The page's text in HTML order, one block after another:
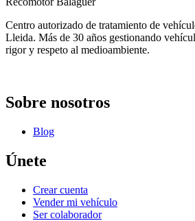
Centro autorizado de tratamiento de
Lleida. Más de 30 años gestionando
rigor y respeto al medioambiente.
Sobre nosotros
Blog
Únete
Crear cuenta
Vender mi vehículo
Ser colaborador